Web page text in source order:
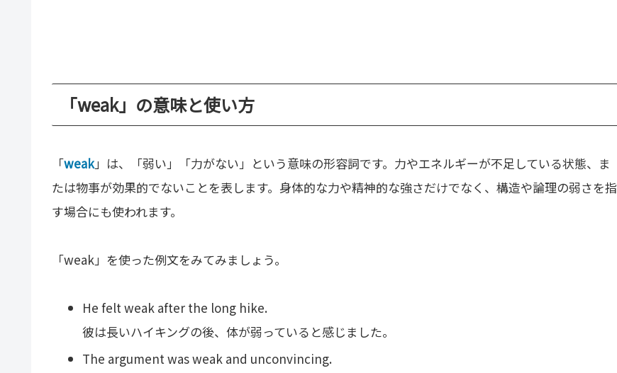
「weak」の意味と使い方
「weak」は、「弱い」「力がない」という意味の形容詞です。力やエネルギーが不足している状態、ま
たは物事が効果的でないことを表します。身体的な力や精神的な強さだけでなく、構造や論理の弱さを指
す場合にも使われます。
「weak」を使った例文をみてみましょう。
He felt weak after the long hike.
彼は長いハイキングの後、体が弱っていると感じました。
The argument was weak and unconvincing.